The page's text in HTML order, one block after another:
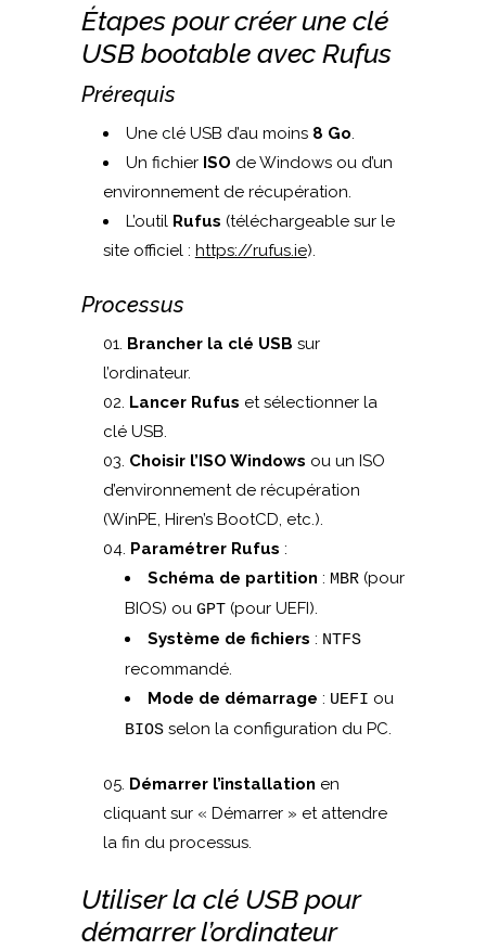
Étapes pour créer une clé
USB bootable avec Rufus
Prérequis
Une clé USB d’au moins 8 Go.
Un fichier ISO de Windows ou d’un
environnement de récupération.
L’outil Rufus (téléchargeable sur le
site officiel : https://rufus.ie).
Processus
Brancher la clé USB sur
l’ordinateur.
Lancer Rufus et sélectionner la
clé USB.
Choisir l’ISO Windows ou un ISO
d’environnement de récupération
(WinPE, Hiren’s BootCD, etc.).
Paramétrer Rufus :
Schéma de partition : MBR(pour
BIOS) ou GPT(pour UEFI).
Système de fichiers : NTFS
recommandé.
Mode de démarrage : UEFI ou
BIOSselon la configuration du PC.
Démarrer l’installation en
cliquant sur « Démarrer » et attendre
la fin du processus.
Utiliser la clé USB pour
démarrer l’ordinateur